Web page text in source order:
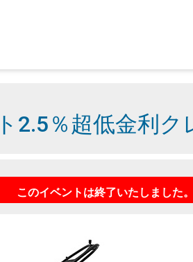
％超低金利ク
このイベントは終了いたしました。